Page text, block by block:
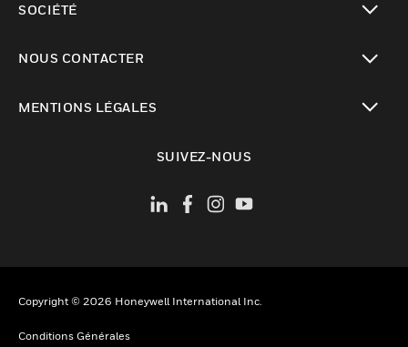
SOCIÉTÉ
NOUS CONTACTER
MENTIONS LÉGALES
SUIVEZ-NOUS
Copyright © 2026 Honeywell International Inc.
Conditions Générales